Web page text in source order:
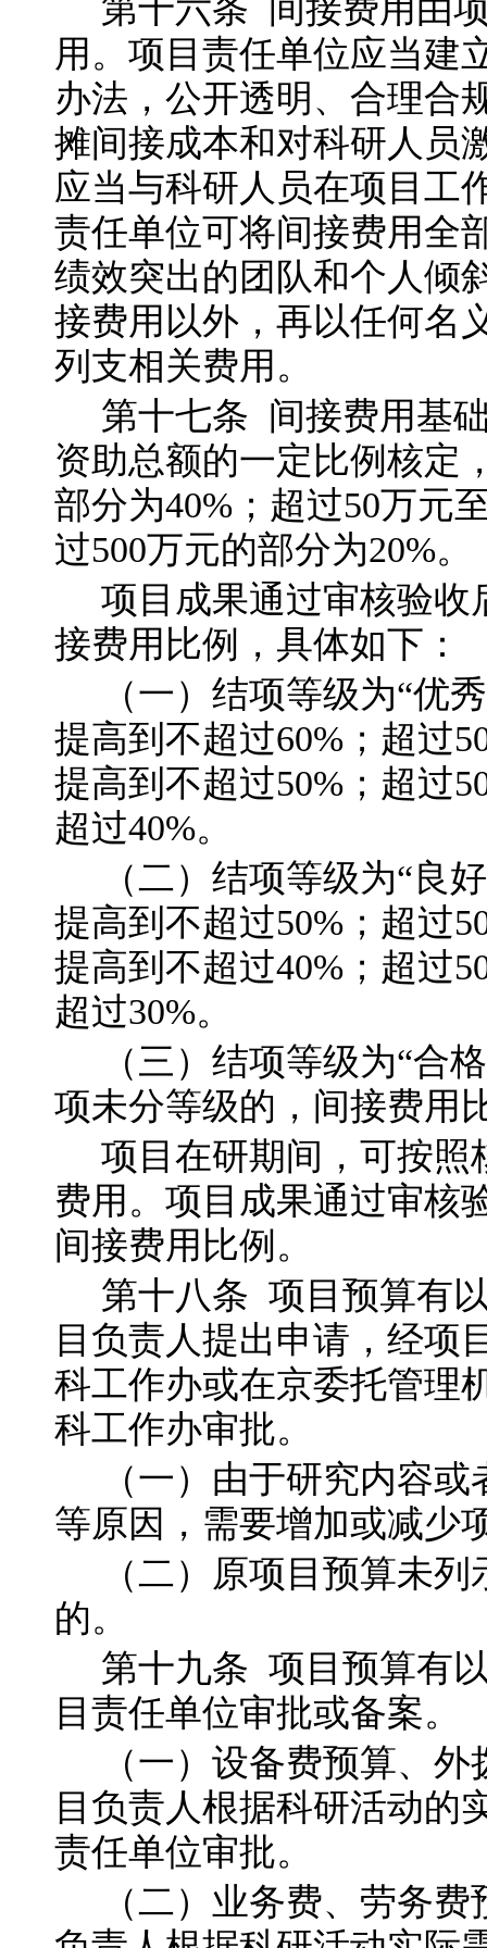
第十六条 间接费用由
用。项目责任单位应当建
办法，公开透明、合理合
摊间接成本和对科研人员
应当与科研人员在项目工
责任单位可将间接费用全
绩效突出的团队和个人倾
接费用以外，再以任何名
列支相关费用。
第十七条 间接费用基
资助总额的一定比例核定
部分为40%；超过50万元
过500万元的部分为20%。
项目成果通过审核验收
接费用比例，具体如下：
（一）结项等级为“优秀
提高到不超过60%；超过
提高到不超过50%；超过
超过40%。
（二）结项等级为“良
提高到不超过50%；超过
提高到不超过40%；超过
超过30%。
（三）结项等级为“合格
项未分等级的，间接费用
项目在研期间，可按照
费用。项目成果通过审核
间接费用比例。
第十八条 项目预算有
目负责人提出申请，经项
科工作办或在京委托管理
科工作办审批。
（一）由于研究内容
等原因，需要增加或减少
（二）原项目预算未
的。
第十九条 项目预算有
目责任单位审批或备案。
（一）设备费预算、
目负责人根据科研活动的
责任单位审批。
（二）业务费、劳务